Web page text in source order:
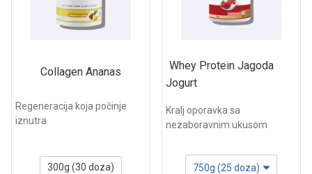
Collagen Ananas
Regeneracija koja počinje
iznutra
300g (30 doza)
Whey Protein Jagoda
Jogurt
Kralj oporavka sa
nezaboravnim ukusom
750g (25 doza)